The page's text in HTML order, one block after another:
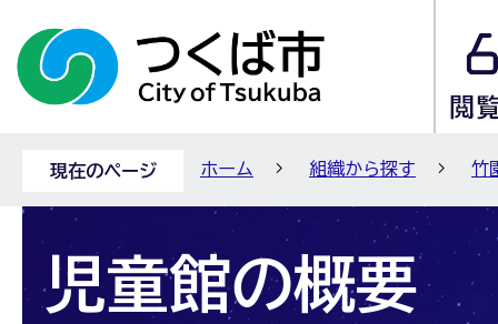
現在のページ ホーム 組織から探す 竹
児童館の概要